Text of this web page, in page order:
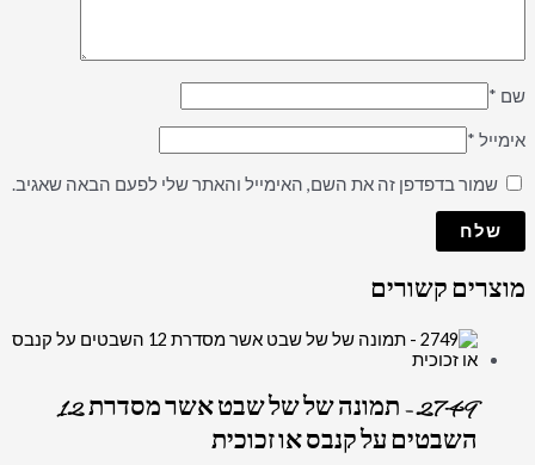
שם *
אימייל *
שמור בדפדפן זה את השם, האימייל והאתר שלי לפעם הבאה שאגיב.
מוצרים קשורים
2749 – תמונה של של שבט אשר מסדרת 12
השבטים על קנבס או זכוכית